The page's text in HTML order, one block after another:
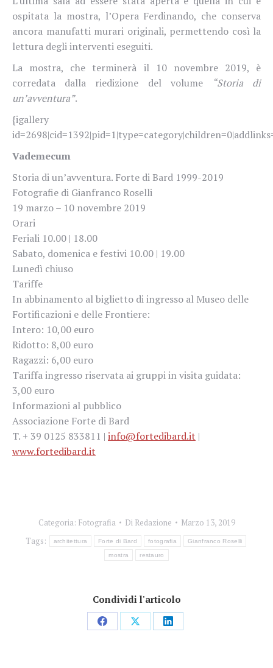
ospitata la mostra, l’Opera Ferdinando, che conserva
ancora manufatti murari originali, permettendo così la
lettura degli interventi eseguiti.
La mostra, che terminerà il 10 novembre 2019, è
corredata dalla riedizione del volume
“Storia di
un’avventura”.
{igallery
Vademecum
Storia di un’avventura. Forte di Bard 1999-2019
Fotografie di Gianfranco Roselli
19 marzo – 10 novembre 2019
Orari
Feriali 10.00 | 18.00
Sabato, domenica e festivi 10.00 | 19.00
Lunedì chiuso
Tariffe
In abbinamento al biglietto di ingresso al Museo delle
Fortificazioni e delle Frontiere:
Intero: 10,00 euro
Ridotto: 8,00 euro
Ragazzi: 6,00 euro
Tariffa ingresso riservata ai gruppi in visita guidata:
3,00 euro
Informazioni al pubblico
Associazione Forte di Bard
T. + 39 0125 833811 | info@fortedibard.it |
www.fortedibard.it
Categoria: Fotografia Di Redazione
Marzo 13, 2019
Tags:
architettura Forte di Bard fotografia Gianfranco Roselli
mostra restauro
Condividi l'articolo
CondividiCondividiCondividi